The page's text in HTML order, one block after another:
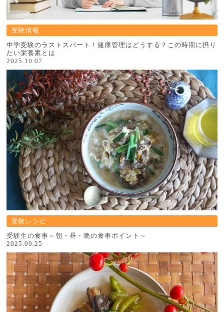
受験情報
中学受験のラストスパート！健康管理はどうする？この時期に摂り
たい栄養素とは
2025.10.07
受験レシピ
受験生の食事～朝・昼・晩の食事ポイント～
2025.09.25